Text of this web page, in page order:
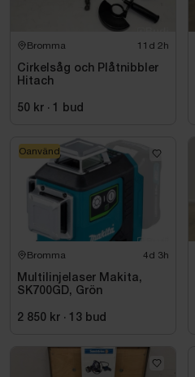
Bromma 11d 2h
Cirkelsåg och Plåtnibbler
Hitach
50 kr · 1 bud
Bromma 4d 3h
Multilinjelaser Makita,
SK700GD, Grön
2 850 kr · 13 bud
Oanvänd